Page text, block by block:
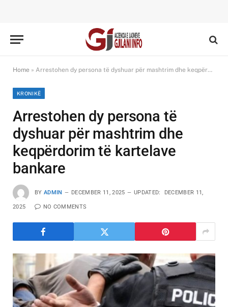
Home » Arrestohen dy persona të dyshuar për mashtrim dhe keqpërdorim të kartelave bankare
KRONIKË
Arrestohen dy persona të
dyshuar për mashtrim dhe
keqpërdorim të kartelave
bankare
BY ADMIN DECEMBER 11, 2025 UPDATED: DECEMBER 11,
2025 NO COMMENTS